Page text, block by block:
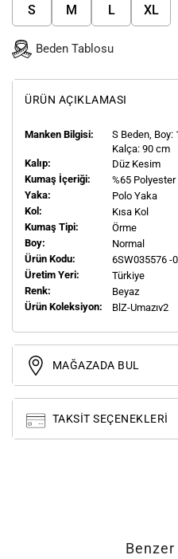
S M L XL
Beden Tablosu
ÜRÜN AÇIKLAMASI
Manken Bilgisi: S Beden, Boy:
Kalça: 90 cm
Kalıp:
Düz Kesim
Kumaş İçeriği:
%65
Yaka:
Polo Yaka
Kol:
Kısa Kol
Kumaş Tipi:
Örme
Boy:
Normal
Ürün Kodu:
6SW035576 -
Üretim Yeri:
Türkiye
Renk:
Beyaz
Ürün Koleksiyon:
BlZ-Umazıv2
MAĞAZADA BUL
TAKSIT SEÇENEKLERI